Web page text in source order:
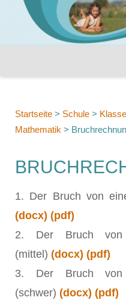
Startseite > Schule >
Mathematik >
1. Der Bruch von
(docx) (pdf)
2. Der Bruch von
(mittel) (docx) (pdf)
3. Der Bruch von
(schwer) (docx) (pdf)